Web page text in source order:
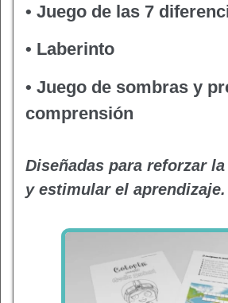
• Juego de las 7
• Laberinto
• Juego de sombras y
comprensión
Diseñadas para reforzar
y estimular el aprendizaje.